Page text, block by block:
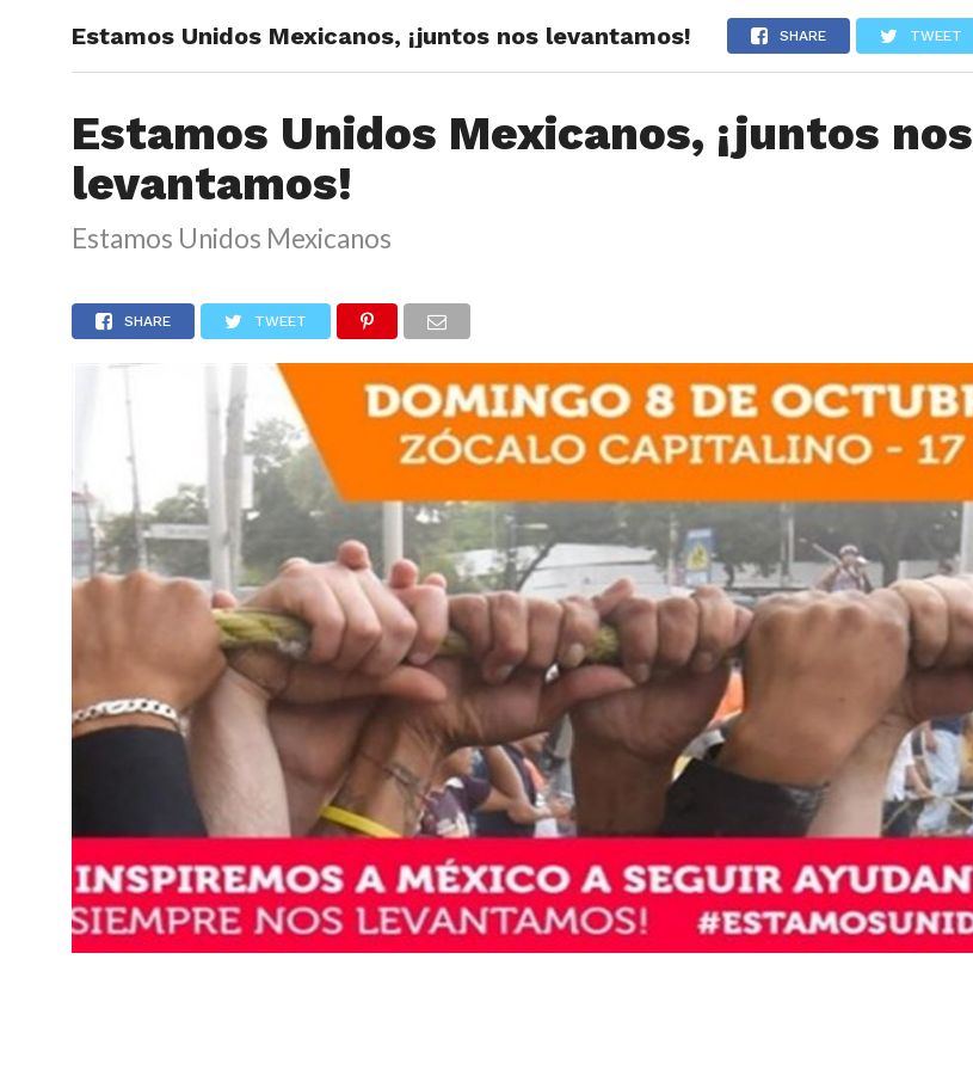
ARTÍCULOS REVIEWS EVENTOS GASTRONOMÍA
Estamos Unidos Mexicanos, ¡juntos nos levantamos! SHARE TWEET
Estamos Unidos Mexicanos, ¡juntos nos
levantamos!
Estamos Unidos Mexicanos
SHARE TWEET